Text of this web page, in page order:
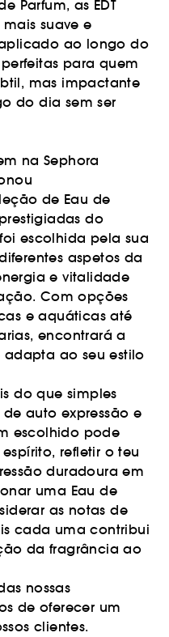
Parfum, as EDT
suave e
ao longo do
para quem
mas impactante
do dia sem ser
na Sephora
de Eau de
do
escolhida pela sua
aspetos da
e vitalidade
Com opções
e aquáticas até
encontrará a
ao seu estilo
do que simples
auto expressão e
escolhido pode
refletir o teu
duradoura em
uma Eau de
as notas de
cada uma contribui
da fragrância ao
nossas
de oferecer um
clientes.